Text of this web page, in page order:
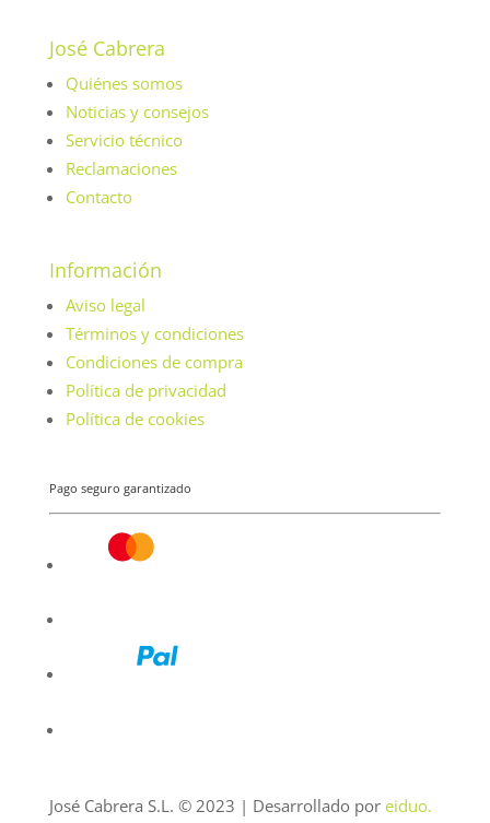
José Cabrera
Quiénes somos
Noticias y consejos
Servicio técnico
Reclamaciones
Contacto
Información
Aviso legal
Términos y condiciones
Condiciones de compra
Política de privacidad
Política de cookies
Pago seguro garantizado
José Cabrera S.L. © 2023 | Desarrollado por eiduo.